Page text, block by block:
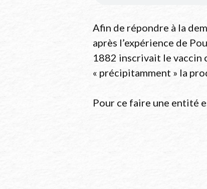
Afin de répondre à la
après l’expérience de
1882 inscrivait le vaccin
« précipitamment » la
Pour ce faire une entité